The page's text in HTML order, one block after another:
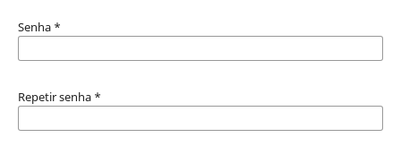
Senha *
Repetir senha *